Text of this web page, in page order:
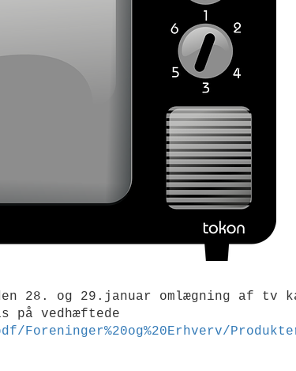
den 28. og 29.januar omlægning af
på vedhæftede